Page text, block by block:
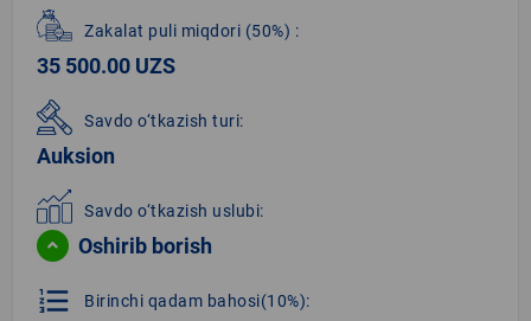
Zakalat puli miqdori (50%) :
35 500.00 UZS
Savdo o‘tkazish turi:
Auksion
Savdo o‘tkazish uslubi:
Oshirib borish
format_list_numbered Birinchi qadam bahosi(10%):